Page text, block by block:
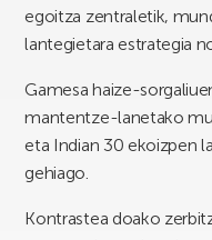
egoitza zentraletik,
lantegietara estrategia
Gamesa haize-
mantentze-lanetako
eta Indian 30 ekoizpen
gehiago.
Kontrastea doako